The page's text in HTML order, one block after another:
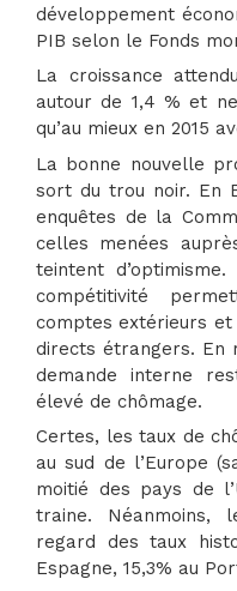
développement
PIB selon le Fonds
La croissance
autour de 1,4 % et
qu’au mieux en 2015
La bonne nouvelle
sort du trou noir. En
enquêtes de la
celles menées
teintent
compétitivité
comptes extérieurs
directs étrangers. En
demande interne
élevé de chômage.
Certes, les taux de
au sud de l’Europe
moitié des pays de
traine. Néanmoins,
regard des taux
Espagne, 15,3% au